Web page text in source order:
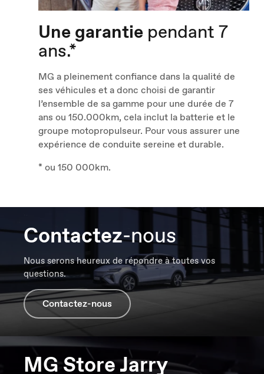
Une garantie pendant 7
ans.*
MG a pleinement confiance dans la qualité de
ses véhicules et a donc choisi de garantir
l’ensemble de sa gamme pour une durée de 7
ans ou 150.000km, cela inclut la batterie et le
groupe motopropulseur. Pour vous assurer une
expérience de conduite sereine et durable.
* ou 150 000km.
Contactez-nous
Nous serons heureux de répondre à toutes vos
questions.
Contactez-nous
MG Store Jarry